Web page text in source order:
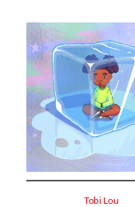
Tobi Lou